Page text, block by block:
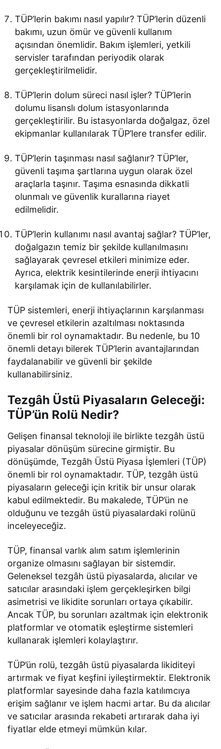
TÜP’lerin bakımı nasıl yapılır? TÜP’lerin düzenli
bakımı, uzun ömür ve güvenli kullanım
açısından önemlidir. Bakım işlemleri, yetkili
servisler tarafından periyodik olarak
gerçekleştirilmelidir.
TÜP’lerin dolum süreci nasıl işler? TÜP’lerin
dolumu lisanslı dolum istasyonlarında
gerçekleştirilir. Bu istasyonlarda doğalgaz, özel
ekipmanlar kullanılarak TÜP’lere transfer edilir.
TÜP’lerin taşınması nasıl sağlanır? TÜP’ler,
güvenli taşıma şartlarına uygun olarak özel
araçlarla taşınır. Taşıma esnasında dikkatli
olunmalı ve güvenlik kurallarına riayet
edilmelidir.
TÜP’lerin kullanımı nasıl avantaj sağlar? TÜP’ler,
doğalgazın temiz bir şekilde kullanılmasını
sağlayarak çevresel etkileri minimize eder.
Ayrıca, elektrik kesintilerinde enerji ihtiyacını
karşılamak için de kullanılabilirler.
TÜP sistemleri, enerji ihtiyaçlarının karşılanması
ve çevresel etkilerin azaltılması noktasında
önemli bir rol oynamaktadır. Bu nedenle, bu 10
önemli detayı bilerek TÜP’lerin avantajlarından
faydalanabilir ve güvenli bir şekilde
kullanabilirsiniz.
Tezgâh Üstü Piyasaların Geleceği:
TÜP’ün Rolü Nedir?
Gelişen finansal teknoloji ile birlikte tezgâh üstü
piyasalar dönüşüm sürecine girmiştir. Bu
dönüşümde, Tezgâh Üstü Piyasa İşlemleri (TÜP)
önemli bir rol oynamaktadır. TÜP, tezgâh üstü
piyasaların geleceği için kritik bir unsur olarak
kabul edilmektedir. Bu makalede, TÜP’ün ne
olduğunu ve tezgâh üstü piyasalardaki rolünü
inceleyeceğiz.
TÜP, finansal varlık alım satım işlemlerinin
organize olmasını sağlayan bir sistemdir.
Geleneksel tezgâh üstü piyasalarda, alıcılar ve
satıcılar arasındaki işlem gerçekleşirken bilgi
asimetrisi ve likidite sorunları ortaya çıkabilir.
Ancak TÜP, bu sorunları azaltmak için elektronik
platformlar ve otomatik eşleştirme sistemleri
kullanarak işlemleri kolaylaştırır.
TÜP’ün rolü, tezgâh üstü piyasalarda likiditeyi
artırmak ve fiyat keşfini iyileştirmektir. Elektronik
platformlar sayesinde daha fazla katılımcıya
erişim sağlanır ve işlem hacmi artar. Bu da alıcılar
ve satıcılar arasında rekabeti artırarak daha iyi
fiyatlar elde etmeyi mümkün kılar.